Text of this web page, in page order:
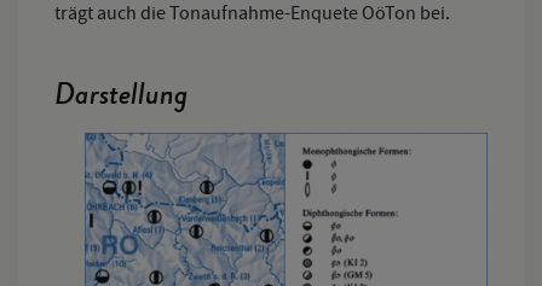
trägt auch die Tonaufnahme-Enquete OöTon bei.
Darstellung